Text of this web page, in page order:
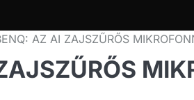
AZ AI ZAJSZŰRŐS